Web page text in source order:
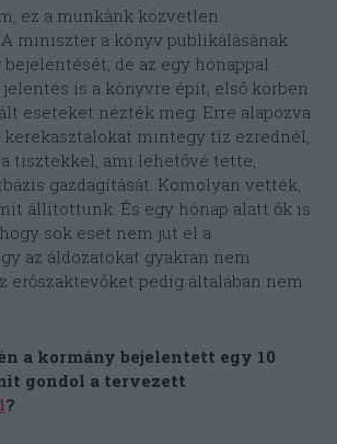
ez a munkánk közvetlen
miniszter a könyv publikálásának
de az egy hónappal
is a könyvre épít; első körben
eseteket nézték meg. Erre alapozva
kerekasztalokat mintegy tíz ezrednél,
tisztekkel, ami lehetővé tette,
gazdagítását. Komolyan vették,
állítottunk. És egy hónap alatt ők is
sok eset nem jut el a
az áldozatokat gyakran nem
erőszaktevőket pedig általában nem
a kormány bejelentett egy 10
gondol a tervezett
?